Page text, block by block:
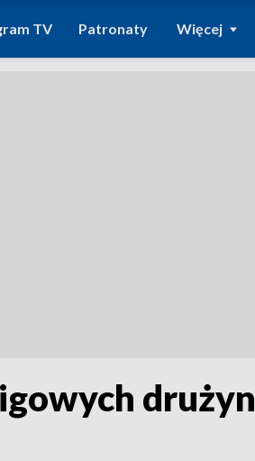
TV Patronaty Więcej
drużyn